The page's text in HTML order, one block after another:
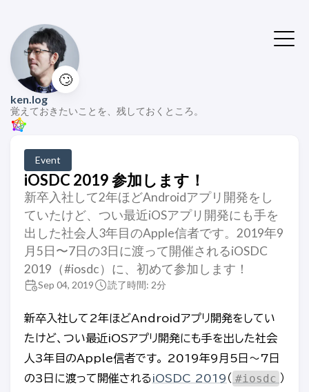
🙄
ken.log
覚えておきたいことを、残しておくところ。
Event
iOSDC 2019 参加します！
新卒入社して2年ほどAndroidアプリ開発をし
ていたけど、つい最近iOSアプリ開発にも手を
出した社会人3年目のApple信者です。2019年9
月5日〜7日の3日に渡って開催されるiOSDC
2019（#iosdc）に、初めて参加します！
Sep 04, 2019 読了時間: 2分
新卒入社して2年ほどAndroidアプリ開発をしてい
たけど、つい最近iOSアプリ開発にも手を出した社会
人3年目のApple信者です。 2019年9月5日〜7日
の3日に渡って開催されるiOSDC 2019 （ #iosdc ）